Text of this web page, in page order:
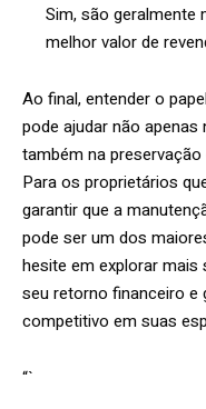
Sim, são geralmente
melhor valor de
Ao final, entender o
pode ajudar não
também na
Para os proprietários
garantir que a
pode ser um dos
hesite em explorar
seu retorno financeiro e
competitivo em suas
“`